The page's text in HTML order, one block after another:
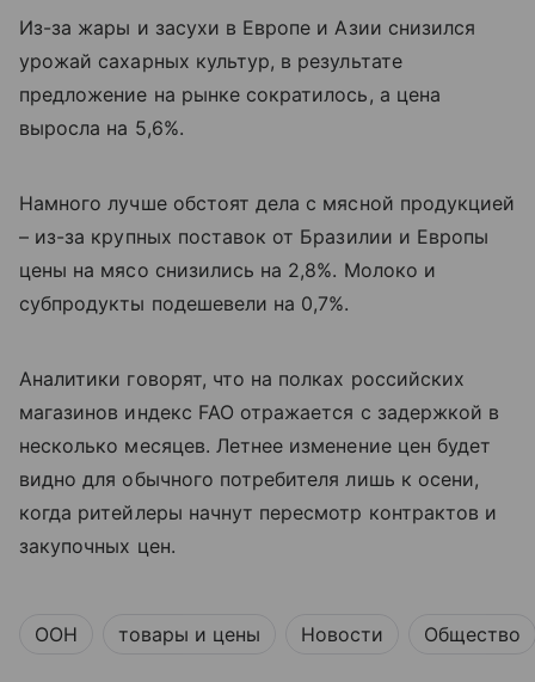
Из-за жары и засухи в Европе и Азии снизился
урожай сахарных культур, в результате
предложение на рынке сократилось, а цена
выросла на 5,6%.
Намного лучше обстоят дела с мясной продукцией
– из-за крупных поставок от Бразилии и Европы
цены на мясо снизились на 2,8%. Молоко и
субпродукты подешевели на 0,7%.
Аналитики говорят, что на полках российских
магазинов индекс FAO отражается с задержкой в
несколько месяцев. Летнее изменение цен будет
видно для обычного потребителя лишь к осени,
когда ритейлеры начнут пересмотр контрактов и
закупочных цен.
ООН товары и цены Новости Общество